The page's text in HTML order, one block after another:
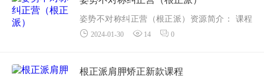
03筋膜放松一膝外旋肌群.mp4...
姿势不对称纠正营（根正派）资源简介： 课程
目录
02.脊柱的姿势.mp4
2024-01-30 14 0
根正派肩胛矫正新款课程